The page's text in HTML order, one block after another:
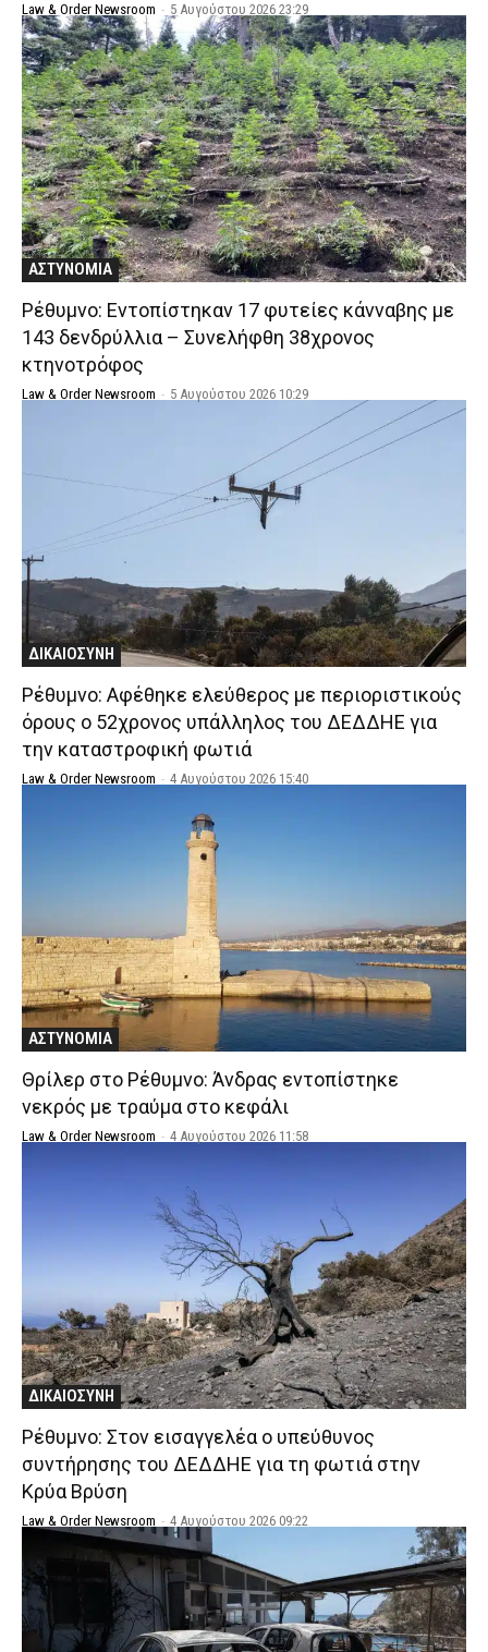
Law & Order Newsroom - 5 Αυγούστου 2026 23:29
ΑΣΤΥΝΟΜΙΑ
Ρέθυμνο: Εντοπίστηκαν 17 φυτείες κάνναβης με
143 δενδρύλλια – Συνελήφθη 38χρονος
κτηνοτρόφος
Law & Order Newsroom - 5 Αυγούστου 2026 10:29
ΔΙΚΑΙΟΣΥΝΗ
Ρέθυμνο: Αφέθηκε ελεύθερος με περιοριστικούς
όρους ο 52χρονος υπάλληλος του ΔΕΔΔΗΕ για
την καταστροφική φωτιά
Law & Order Newsroom - 4 Αυγούστου 2026 15:40
ΑΣΤΥΝΟΜΙΑ
Θρίλερ στο Ρέθυμνο: Άνδρας εντοπίστηκε
νεκρός με τραύμα στο κεφάλι
Law & Order Newsroom - 4 Αυγούστου 2026 11:58
ΔΙΚΑΙΟΣΥΝΗ
Ρέθυμνο: Στον εισαγγελέα ο υπεύθυνος
συντήρησης του ΔΕΔΔΗΕ για τη φωτιά στην
Κρύα Βρύση
Law & Order Newsroom - 4 Αυγούστου 2026 09:22